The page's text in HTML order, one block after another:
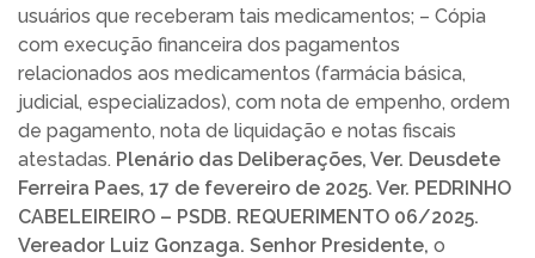
usuários que receberam tais medicamentos; – Cópia
com execução financeira dos pagamentos
relacionados aos medicamentos (farmácia básica,
judicial, especializados), com nota de empenho, ordem
de pagamento, nota de liquidação e notas fiscais
atestadas. Plenário das Deliberações, Ver. Deusdete
Ferreira Paes, 17 de fevereiro de 2025. Ver. PEDRINHO
CABELEIREIRO – PSDB. REQUERIMENTO 06/2025.
Vereador Luiz Gonzaga. Senhor Presidente, o